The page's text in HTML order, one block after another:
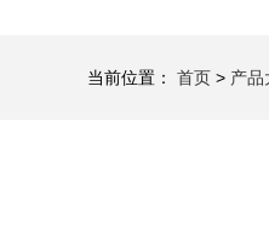
当前位置： 首页 > 产品